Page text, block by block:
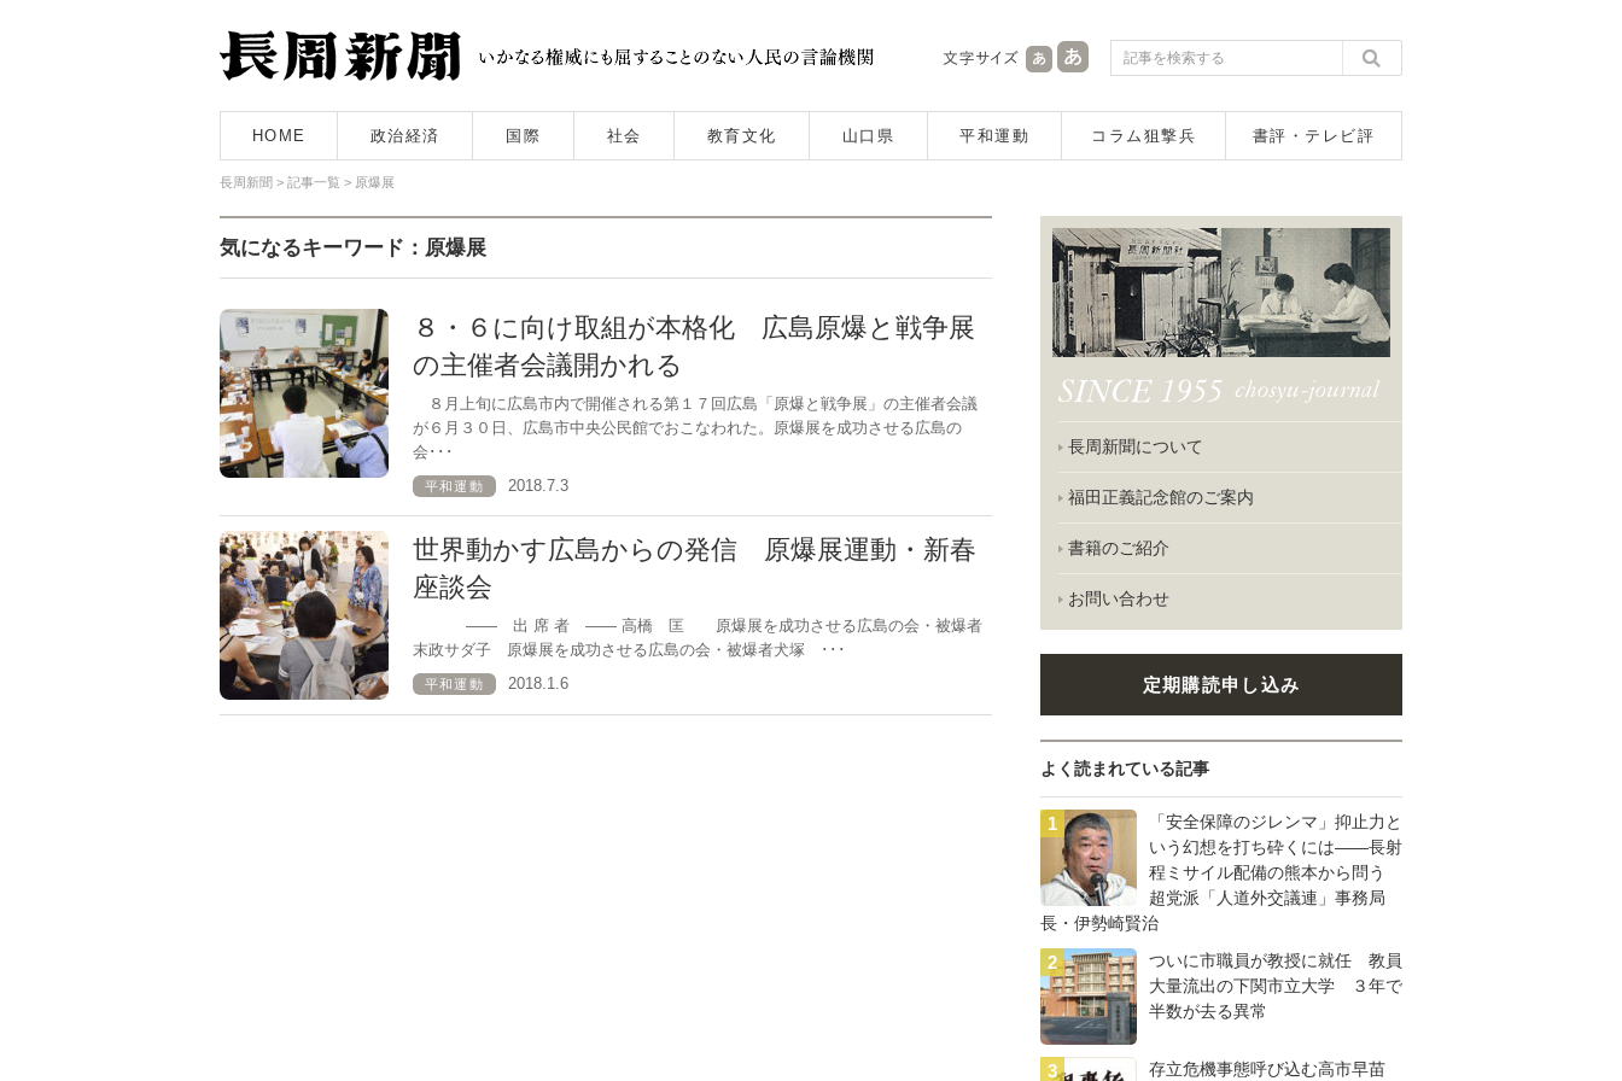
HOME 政治経済 国際 社会 教育文化 山口県 平和運動 コラム狙撃兵 書評・テレビ評
長周新聞 > 記事一覧 > 原爆展
気になるキーワード：原爆展
８・６に向け取組が本格化 広島原爆と戦争展
の主催者会議開かれる
８月上旬に広島市内で開催される第１７回広島「原爆と戦争展」の主催者会議
が６月３０日、広島市中央公民館でおこなわれた。原爆展を成功させる広島の
会･･･
平和運動 2018.7.3
世界動かす広島からの発信 原爆展運動・新春
座談会
―― 出 席 者 ―― 高橋 匡 原爆展を成功させる広島の会・被爆者
末政サダ子 原爆展を成功させる広島の会・被爆者犬塚 ･･･
平和運動 2018.1.6
長周新聞について
福田正義記念館のご案内
書籍のご紹介
お問い合わせ
定期購読申し込み
よく読まれている記事
「安全保障のジレンマ」抑止力と
いう幻想を打ち砕くには――長射
程ミサイル配備の熊本から問う
超党派「人道外交議連」事務局
長・伊勢崎賢治
ついに市職員が教授に就任 教員
大量流出の下関市立大学 ３年で
半数が去る異常
存立危機事態呼び込む高市早苗